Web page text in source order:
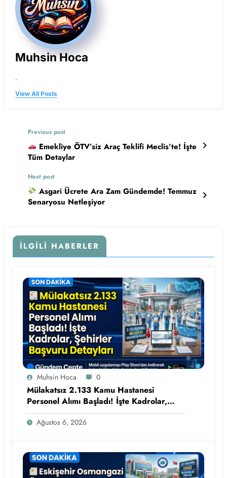
Muhsin Hoca
.
View All Posts
Previous post
Emekliye ÖTV’siz Araç Teklifi Meclis’te! İşte
Tüm Detaylar
Next post
Asgari Ücrete Ara Zam Gündemde! Temmuz
Senaryosu Netleşiyor
İLGILI HABERLER
Muhsin Hoca 0
Mülakatsız 2.133 Kamu Hastanesi
Personel Alımı Başladı! İşte Kadrolar,
Şehirler ve Başvuru Detayları
Ağustos 6, 2026